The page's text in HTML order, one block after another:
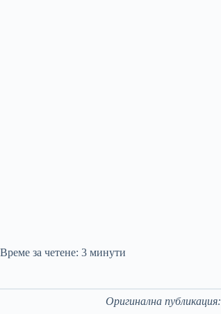
Време за четене: 3 минути
Оригинална публикация: